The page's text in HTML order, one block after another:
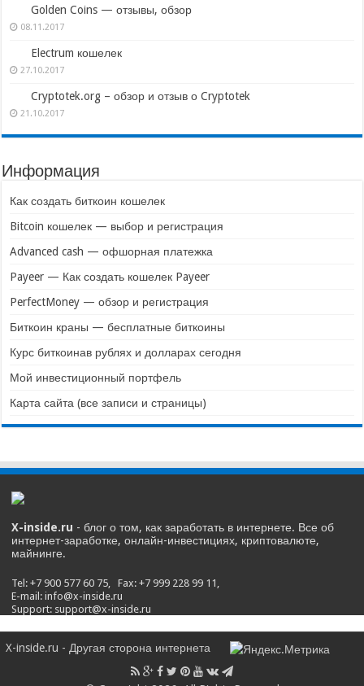
Golden Coins — отзывы, обзор
08.11.2017
Electrum кошелек
27.10.2017
Cryptotek.org – обзор и отзыв о Cryptotek
21.10.2017
Информация
Как создать биткоин кошелек
Bitcoin кошелек — выбор и регистрация
Advanced cash — офшорная платежка
Payeer — Как создать кошелек Payeer
PerfectMoney — обзор и регистрация
Биткоин краны — бесплатные биткоины
Курс биткоинав рублях и долларах сегодня
Мой инвестиционный портфель
Карта сайта (все записи и страницы)
X-inside.ru - блог о том, как заработать в интернете. Все об
интернет-заработке, онлайн-инвестициях, криптовалюте,
майнинге.
Tel: +7 900 577 60 75, Fax: +7 999 228 99 11,
E-mail: info@x-inside.ru
Support: support@x-inside.ru
X-inside.ru - Другая сторона интернета